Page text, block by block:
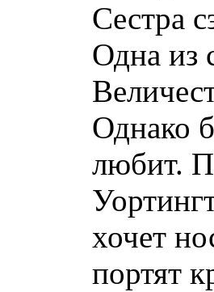
Сестра
Одна из
Однако
любит.
хочет
портят